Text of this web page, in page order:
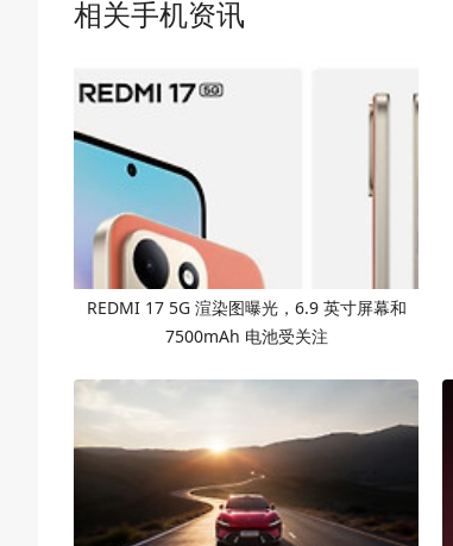
相关手机资讯
REDMI 17 5G 渲染图曝光，6.9 英寸屏幕和
7500mAh 电池受关注